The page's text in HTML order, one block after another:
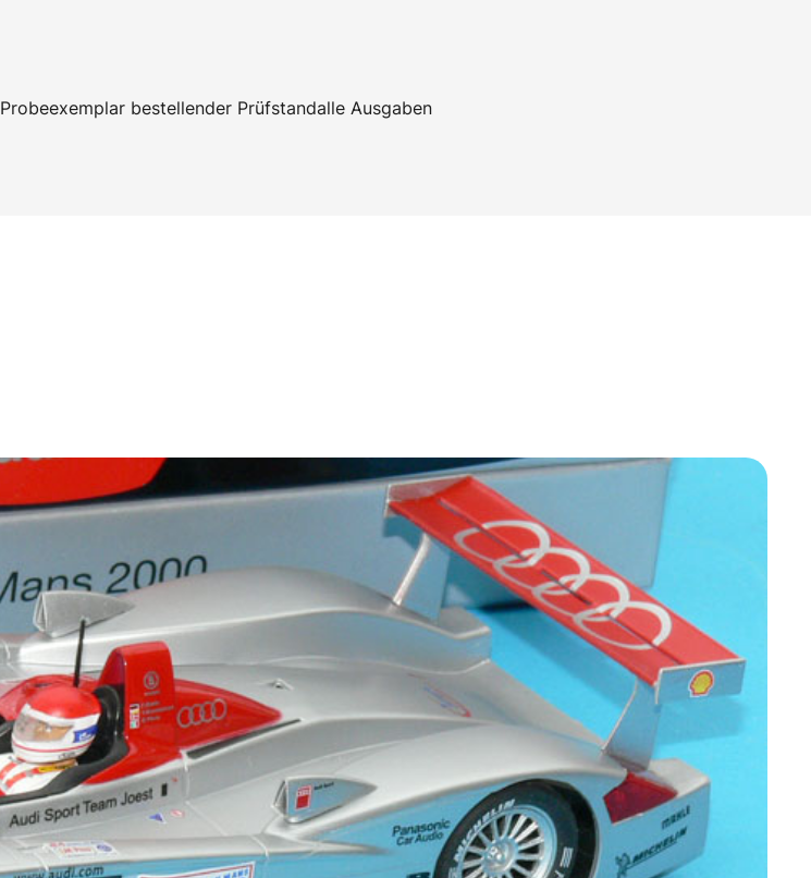
Probeexemplar bestellender Prüfstandalle Ausgaben